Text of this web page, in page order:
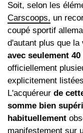
Soit, selon les
Carscoops, un
coupé sportif
d'autant plus que la
avec seulement
officiellement
explicitement
L'acquéreur de
somme bien
habituellement
manifestement sur